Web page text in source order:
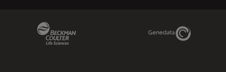
Genedata Link